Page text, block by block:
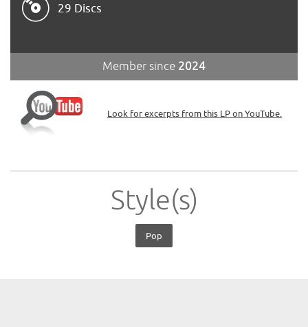
29 Discs
Member since 2024
Look for excerpts from this LP on YouTube.
Style(s)
Pop